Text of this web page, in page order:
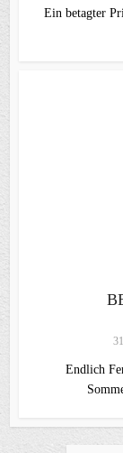
Ein betagter
Endlich